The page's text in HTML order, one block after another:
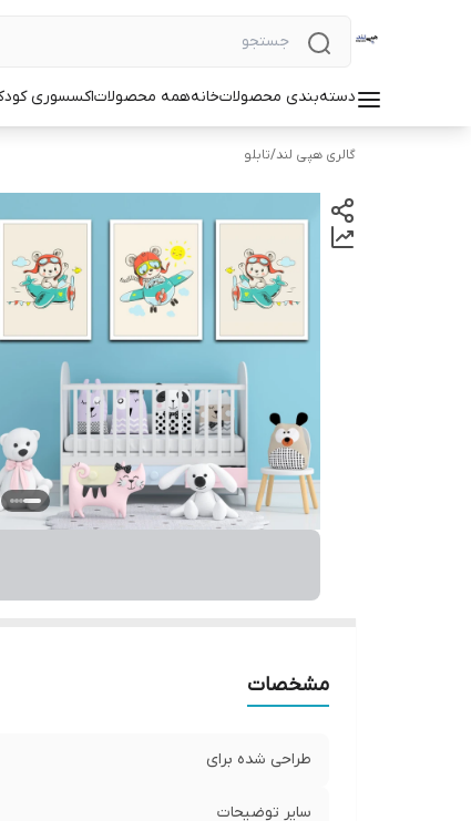
دسته‌بندی محصولاتخانههمه محصولاتاکسسوری
گالری هپی لند/تابلو
مشخصات
طراحی شده برای
سایر توضیحات